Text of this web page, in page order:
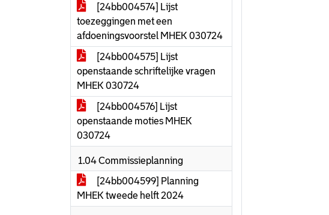
[24bb004574] Lijst
toezeggingen met een
afdoeningsvoorstel MHEK 030724
[24bb004575] Lijst
openstaande schriftelijke vragen
MHEK 030724
[24bb004576] Lijst
openstaande moties MHEK
030724
1.04 Commissieplanning
[24bb004599] Planning
MHEK tweede helft 2024